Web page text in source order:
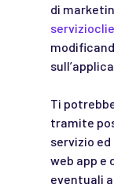
di
Ti
tramite
servizio
web app e
eventuali